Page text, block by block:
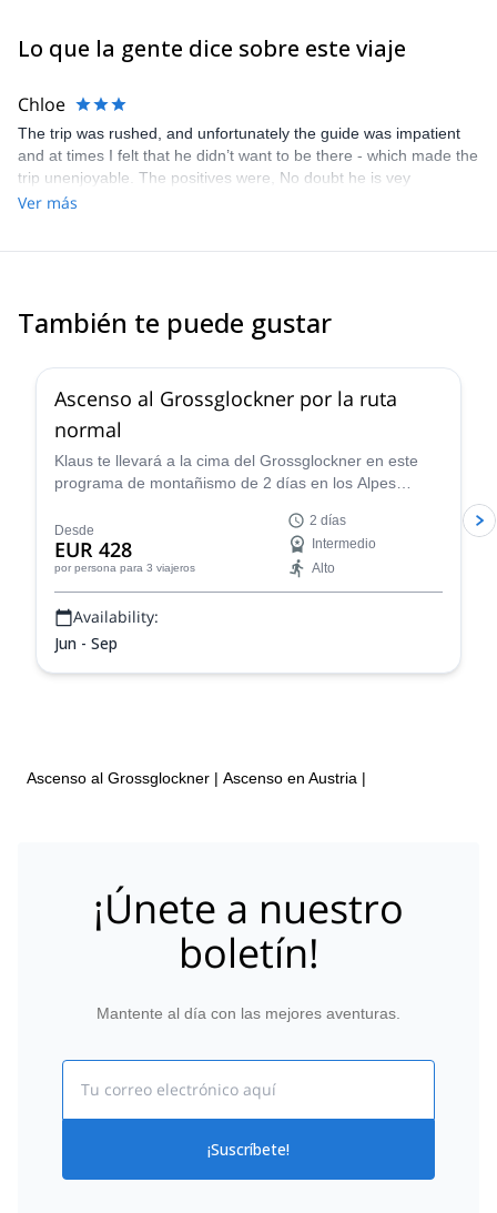
Lo que la gente dice sobre este viaje
Chloe
The trip was rushed, and unfortunately the guide was impatient
and at times I felt that he didn’t want to be there - which made the
trip unenjoyable. The positives were, No doubt he is vey
experienced, I have learnt a lot from him and was thankful for
Ver más
También te puede gustar
Ascenso al Grossglockner por la ruta
normal
Klaus te llevará a la cima del Grossglockner en este
programa de montañismo de 2 días en los Alpes
Desde
EUR 428
por persona para 3 viajeros
2 días
Intermedio
Alto
Availability:
Jun - Sep
Ascenso al Grossglockner | Ascenso en Austria |
¡Únete a nuestro
boletín!
Mantente al día con las mejores aventuras.
¡Suscríbete!